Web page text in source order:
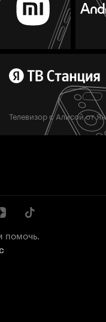
Телевизор с Алисой от
помочь.